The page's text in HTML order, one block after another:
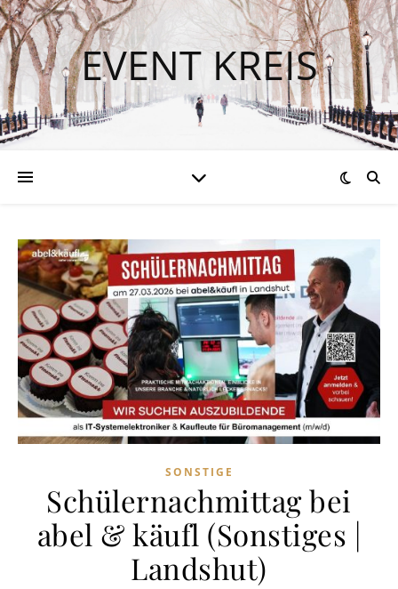
EVENT KREIS
SONSTIGE
Schülernachmittag bei
abel & käufl (Sonstiges |
Landshut)